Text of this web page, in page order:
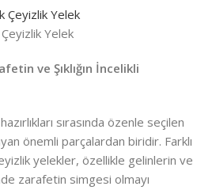
Çeyizlik Yelek
ve Şıklığın İncelikli
sırasında özenle seçilen
önemli parçalardan biridir. Farklı
yelekler, özellikle gelinlerin ve
zarafetin simgesi olmayı